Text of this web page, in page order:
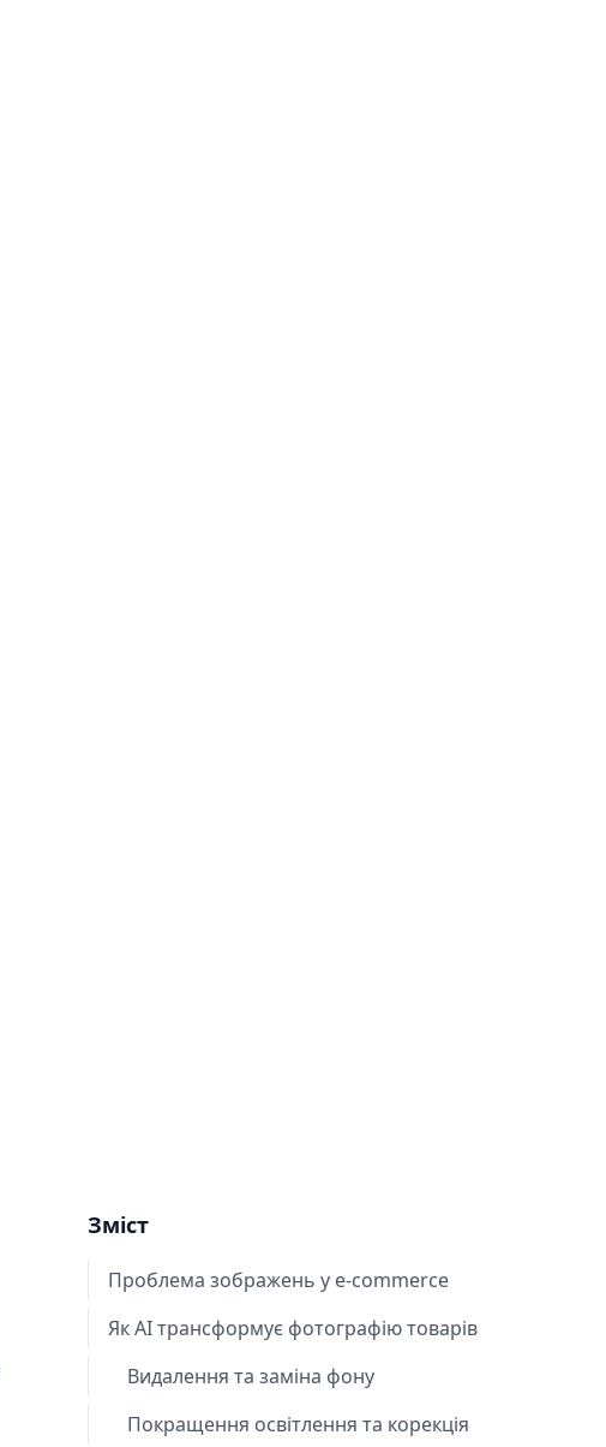
Зміст
Проблема зображень у e-commerce
Як AI трансформує фотографію товарів
Видалення та заміна фону
Покращення освітлення та корекція